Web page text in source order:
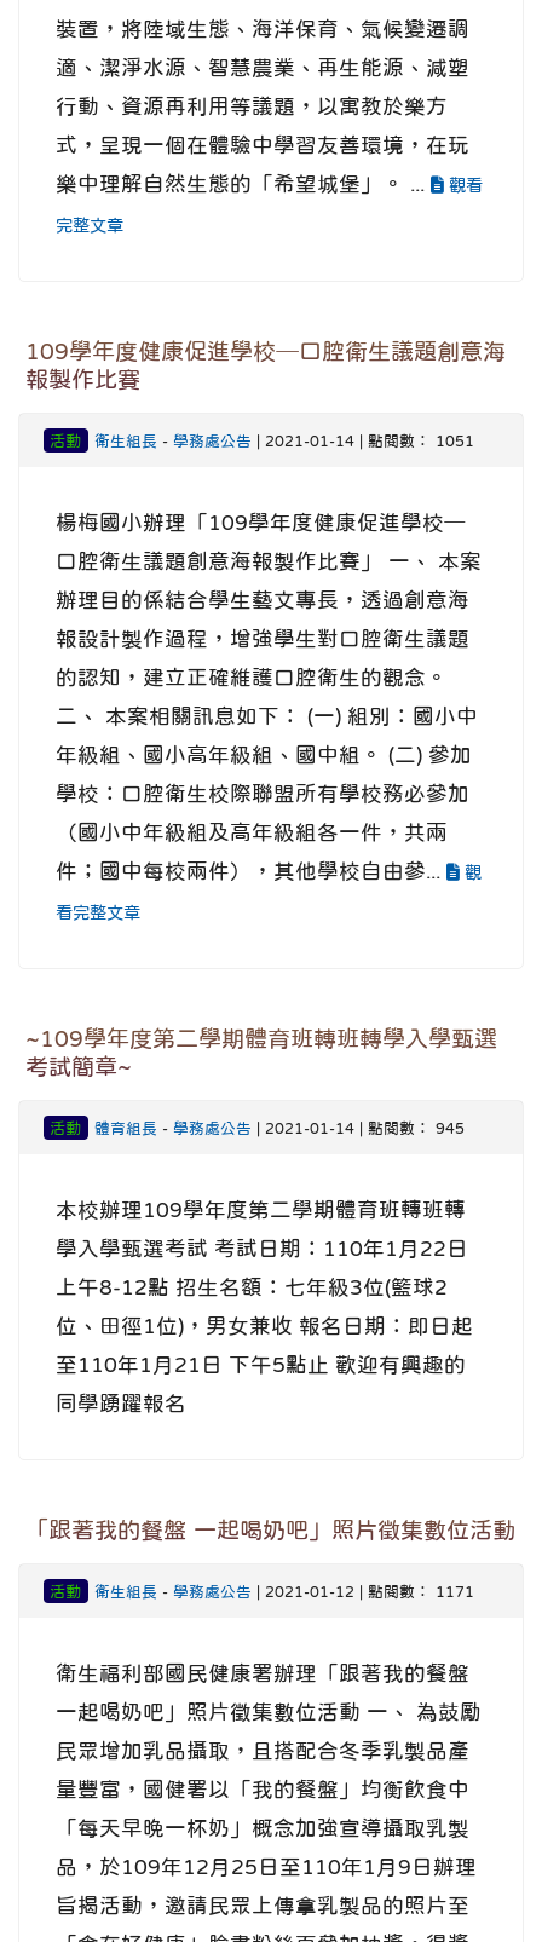
裝置，將陸域生態、海洋保育、氣候變遷調
適、潔淨水源、智慧農業、再生能源、減塑
行動、資源再利用等議題，以寓教於樂方
式，呈現一個在體驗中學習友善環境，在玩
樂中理解自然生態的「希望城堡」。 ...
觀看
完整文章
109學年度健康促進學校─口腔衛生議題創意海
報製作比賽
活動 衛生組長 - 學務處公告 | 2021-01-14 | 點閱數： 1051
楊梅國小辦理「109學年度健康促進學校─
口腔衛生議題創意海報製作比賽」 一、 本案
辦理目的係結合學生藝文專長，透過創意海
報設計製作過程，增強學生對口腔衛生議題
的認知，建立正確維護口腔衛生的觀念。
二、 本案相關訊息如下： (一) 組別：國小中
年級組、國小高年級組、國中組。 (二) 參加
學校：口腔衛生校際聯盟所有學校務必參加
（國小中年級組及高年級組各一件，共兩
件；國中每校兩件），其他學校自由參...
觀
看完整文章
~109學年度第二學期體育班轉班轉學入學甄選
考試簡章~
活動 體育組長 - 學務處公告 | 2021-01-14 | 點閱數： 945
本校辦理109學年度第二學期體育班轉班轉
學入學甄選考試 考試日期：110年1月22日
上午8-12點 招生名額：七年級3位(籃球2
位、田徑1位)，男女兼收 報名日期：即日起
至110年1月21日 下午5點止 歡迎有興趣的
同學踴躍報名
「跟著我的餐盤 一起喝奶吧」照片徵集數位活動
活動 衛生組長 - 學務處公告 | 2021-01-12 | 點閱數： 1171
衛生福利部國民健康署辦理「跟著我的餐盤
一起喝奶吧」照片徵集數位活動 一、 為鼓勵
民眾增加乳品攝取，且搭配合冬季乳製品產
量豐富，國健署以「我的餐盤」均衡飲食中
「每天早晚一杯奶」概念加強宣導攝取乳製
品，於109年12月25日至110年1月9日辦理
旨揭活動，邀請民眾上傳拿乳製品的照片至